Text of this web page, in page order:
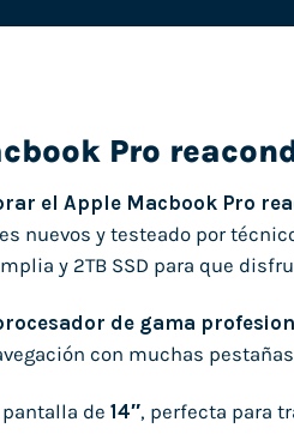
Pro
el Apple Macbook Pro
nuevos y testeado por
y 2TB SSD para que
de gama
con muchas
de 14″, perfecta para